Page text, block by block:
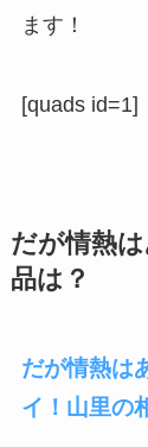
ます！
[quads id=1]
だが情熱
品は？
だが情熱は
イ！山里の